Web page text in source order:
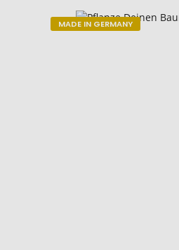
Naar
het
Naar
het
MADE IN GERMANY